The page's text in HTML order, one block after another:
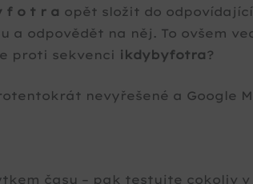
f o t r a opět složit do
a odpovědět na něj. To ovšem
proti sekvenci ikdybyfotra?
nevyřešené a Google
času – pak testujte cokoliv v